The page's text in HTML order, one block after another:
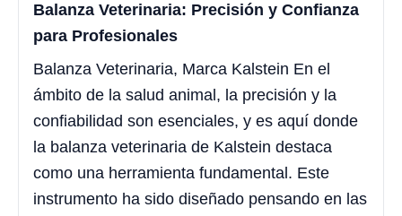
Balanza Veterinaria: Precisión y Confianza
para Profesionales
Balanza Veterinaria, Marca Kalstein En el
ámbito de la salud animal, la precisión y la
confiabilidad son esenciales, y es aquí donde
la balanza veterinaria de Kalstein destaca
como una herramienta fundamental. Este
instrumento ha sido diseñado pensando en las